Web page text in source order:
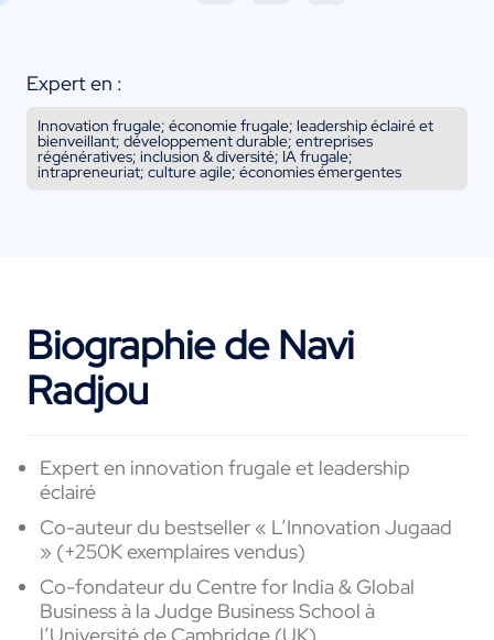
Expert en :
Innovation frugale; économie frugale; leadership éclairé et
bienveillant; développement durable; entreprises
régénératives; inclusion & diversité; IA frugale;
intrapreneuriat; culture agile; économies émergentes
Biographie de Navi
Radjou
Expert en innovation frugale et leadership
éclairé
Co-auteur du bestseller « L’Innovation Jugaad
» (+250K exemplaires vendus)
Co-fondateur du Centre for India & Global
Business à la Judge Business School à
l’Université de Cambridge (UK)